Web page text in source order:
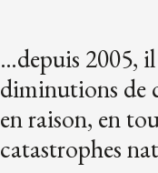
…depuis 2005,
diminutions de
en raison, en
catastrophes